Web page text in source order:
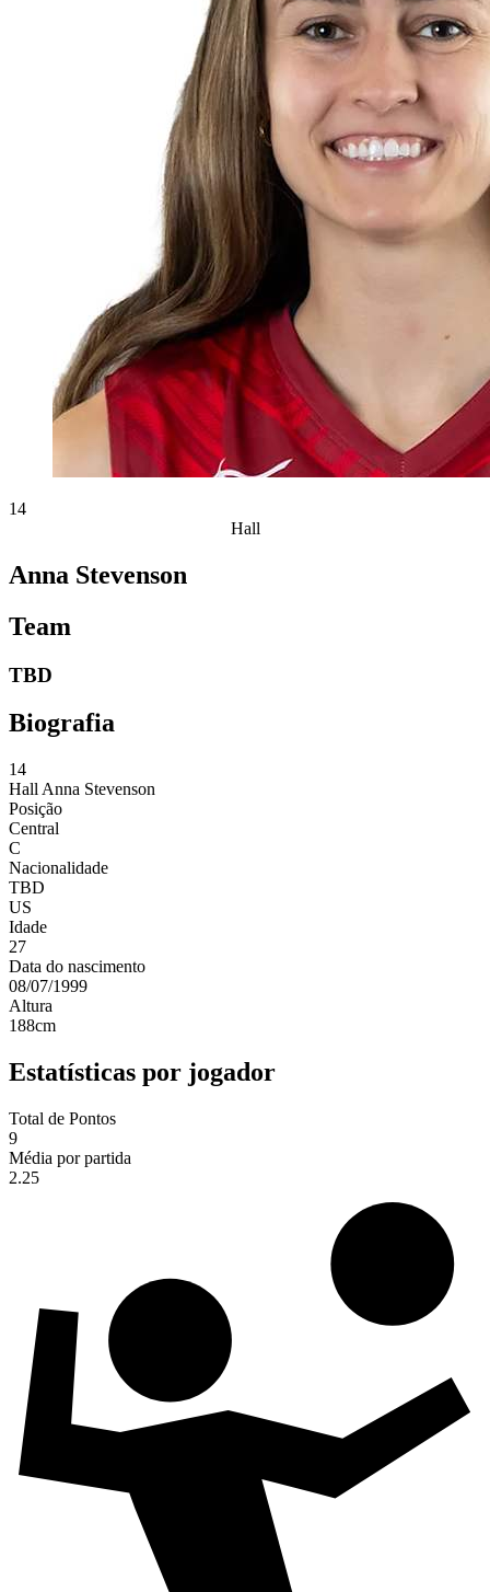
14
Hall
Anna Stevenson
Team
TBD
Biografia
14
Hall Anna Stevenson
Posição
Central
C
Nacionalidade
TBD
US
Idade
27
Data do nascimento
08/07/1999
Altura
188cm
Estatísticas por jogador
Total de Pontos
9
Média por partida
2.25